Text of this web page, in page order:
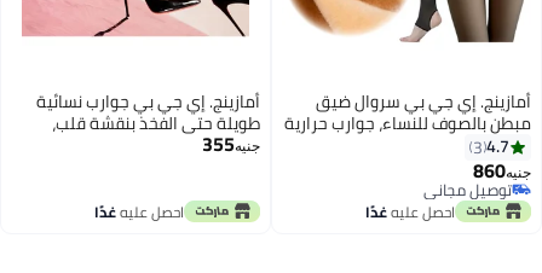
أمازينج. إي جي بي سروال ضيق
مبطن بالصوف للنساء، جوارب حرارية
دافئة شفافة مزيفة مزيفة، جوارب
طويلة سميكة للشتاء ،عالية الخصر
سميكة ناعم ومصقول حراري دافئ
سميك قابل للتمدد مناسب لفصل
الشتاء
4.7
3
جنيه860
توصيل مجاني
توصيل مجانياحصل عليهغدًا
أمازينج. إي جي بي جوارب نسائية
طويلة حتى الفخذ بنقشة قلب،
جوارب شبكية فوق الركبة، لون
جنيه355
احصل عليهغدًا